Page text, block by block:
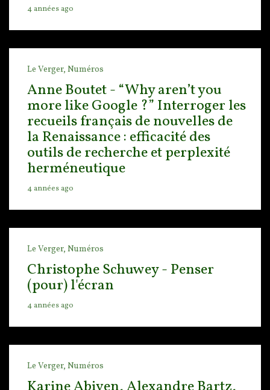
4 années ago
Le Verger, Numéros
Anne Boutet - “Why aren’t you
more like Google ?” Interroger les
recueils français de nouvelles de
la Renaissance : efficacité des
outils de recherche et perplexité
herméneutique
4 années ago
Le Verger, Numéros
Christophe Schuwey - Penser
(pour) l'écran
4 années ago
Le Verger, Numéros